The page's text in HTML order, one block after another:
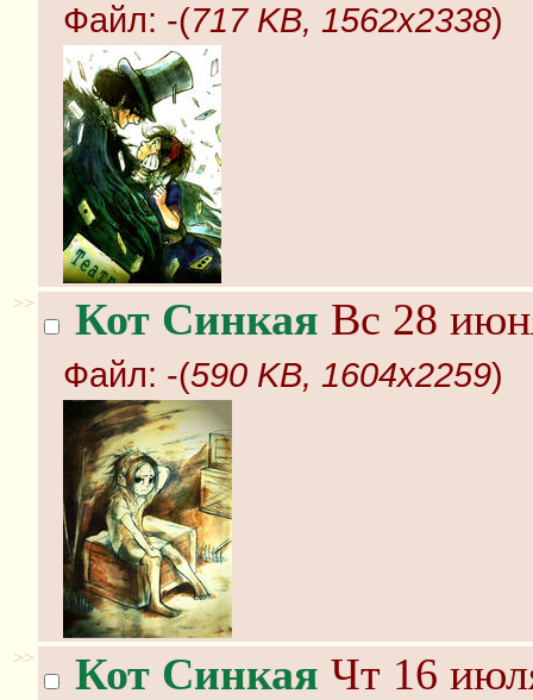
Файл: -(717 KB, 1562x2338)
>> Кот Синкая Вс 28
Файл: -(590 KB, 1604x2259)
>> Кот Синкая Чт 16